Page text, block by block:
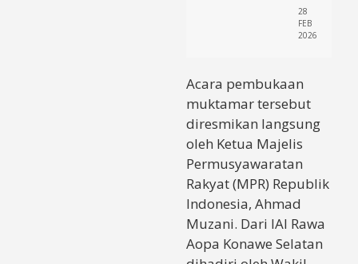
28
FEB
2026
Acara pembukaan
muktamar tersebut
diresmikan langsung
oleh Ketua Majelis
Permusyawaratan
Rakyat (MPR) Republik
Indonesia, Ahmad
Muzani. Dari IAI Rawa
Aopa Konawe Selatan